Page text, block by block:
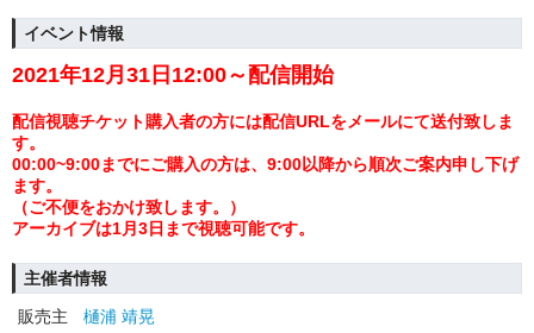
イベント情報
2021年12月31日12:00～配信開始
配信視聴チケット購入者の方には配信URLをメールにて送付致しま
す。
00:00~9:00までにご購入の方は、9:00以降から順次ご案内申し下げ
ます。
（ご不便をおかけ致します。）
アーカイブは1月3日まで視聴可能です。
主催者情報
販売主
樋浦 靖晃